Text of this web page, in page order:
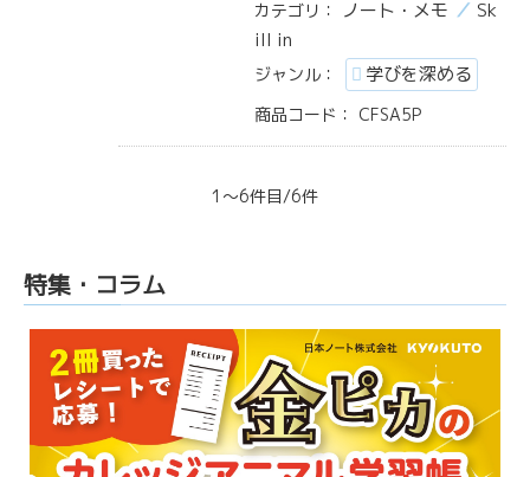
カテゴリ：
ノート・メモ
Sk
ill in
ジャンル： 学びを深める
商品コード： CFSA5P
1～6件目/6件
特集・コラム